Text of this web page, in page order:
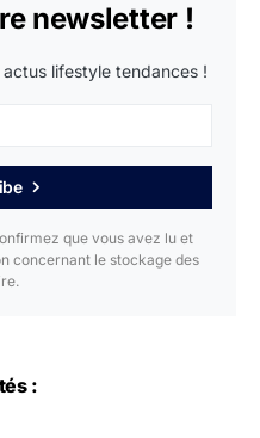
newsletter !
lifestyle tendances !
que vous avez lu et
concernant le stockage des
: